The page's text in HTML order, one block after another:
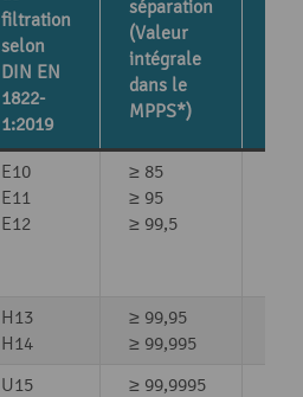
filtration
selon
DIN EN
1822-
1:2019
séparation
(Valeur
intégrale
dans le
MPPS*)
E10
E11
E12
≥ 85
≥ 95
≥ 99,5
H13
H14
≥ 99,95
≥ 99,995
U15
≥ 99,9995